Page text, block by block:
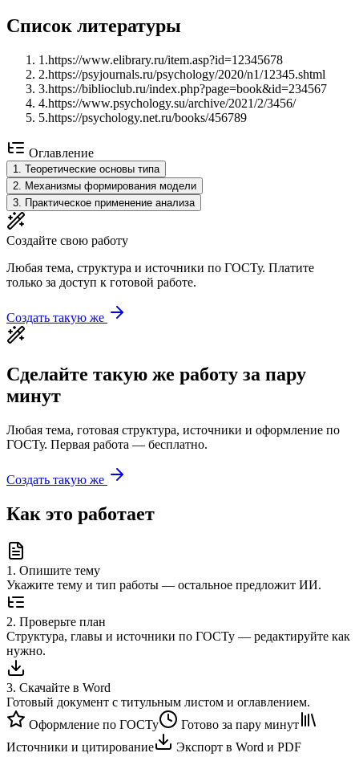
Список литературы
1 .https://www.elibrary.ru/item.asp?id=12345678
2.https://psyjournals.ru/psychology/2020/n1/12345.shtml
3.https://biblioclub.ru/index.php?page=book&id=234567
4.https://www.psychology.su/archive/2021/2/3456/
5.https://psychology.net.ru/books/456789
Оглавление
1. Теоретические основы типа
2. Механизмы формирования модели
3. Практическое применение анализа
Создайте свою работу
Любая тема, структура и источники по ГОСТу. Платите
только за доступ к готовой работе.
Создать такую же
Сделайте такую же работу за пару
минут
Любая тема, готовая структура, источники и оформление по
ГОСТу. Первая работа — бесплатно.
Создать такую же
Как это работает
1 . Опишите тему
Укажите тему и тип работы — остальное предложит ИИ.
2. Проверьте план
Структура, главы и источники по ГОСТу — редактируйте как
нужно.
3. Скачайте в Word
Готовый документ с титульным листом и оглавлением.
Оформление по ГОСТу
Готово за пару минут
Источники и цитирование
Экспорт в Word и PDF